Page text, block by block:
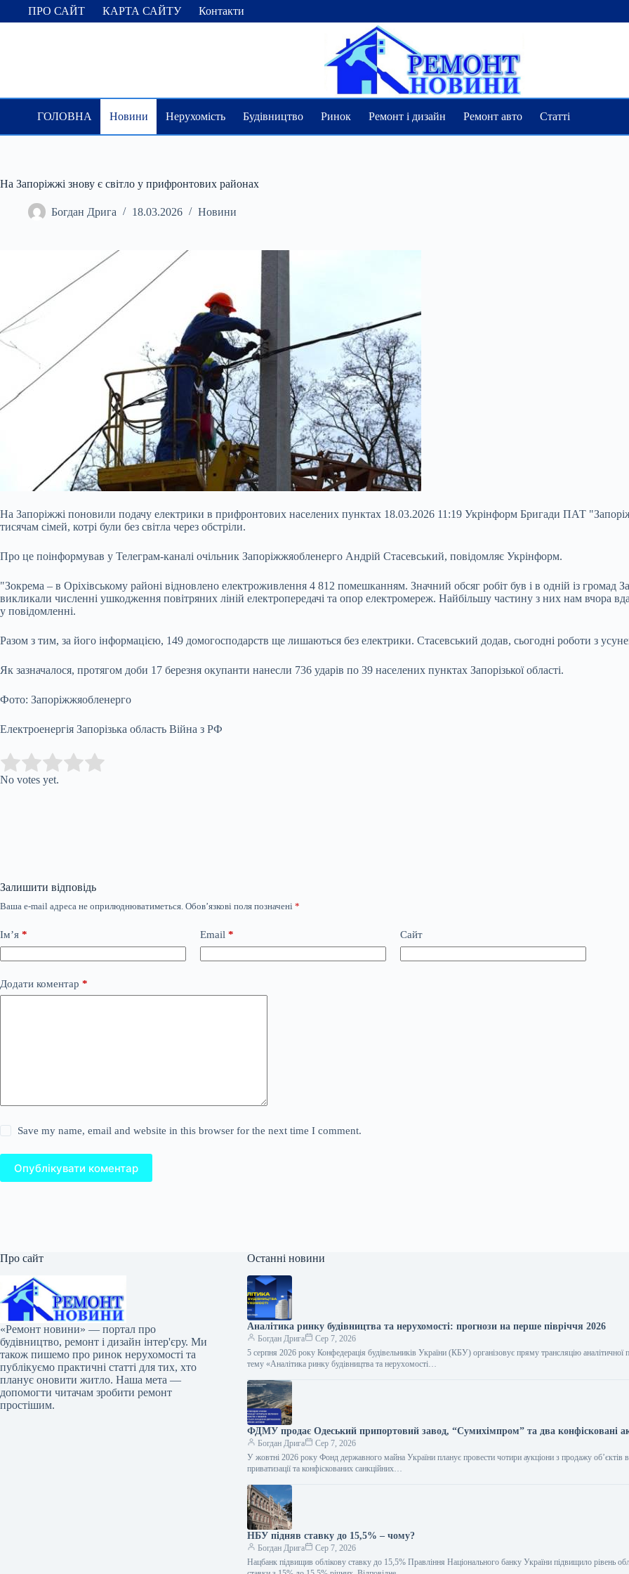
ПерейтиПРО САЙТ КАРТА САЙТУ Контакти
ГОЛОВНА Новини Нерухомість Будівництво Ринок Ремонт і дизайн Ремонт авто Статті
На Запоріжжі знову є світло у прифронтових районах
Богдан Дрига 18.03.2026 Новини
На Запоріжжі поновили подачу електрики в прифронтових населених пунктах 18.03.2026 11:19 Укрінформ Бригади ПАТ
тисячам сімей, котрі були без світла через обстріли.
Про це поінформував у Телеграм-каналі очільник Запоріжжяобленерго Андрій Стасевський, повідомляє Укрінформ.
"Зокрема – в Оріхівському районі відновлено електроживлення 4 812 помешканням. Значний обсяг робіт був і в одній із громад
викликали численні ушкодження повітряних ліній електропередачі та опор електромереж. Найбільшу частину з них нам вчора
у повідомленні.
Разом з тим, за його інформацією, 149 домогосподарств ще лишаються без електрики. Стасевський додав, сьогодні роботи з
Як зазначалося, протягом доби 17 березня окупанти нанесли 736 ударів по 39 населених пунктах Запорізької області.
Фото: Запоріжжяобленерго
Електроенергія Запорізька область Війна з РФ
Rate this item:
No votes yet.
Залишити відповідь
Ваша e-mail адреса не оприлюднюватиметься. Обов’язкові поля позначені *
Ім’я * Email * Сайт
Додати коментар *
Save my name, email and website in this browser for the next time I comment.
Опублікувати коментар
Про сайт
«Ремонт новини» — портал про
будівництво, ремонт і дизайн інтер'єру. Ми
також пишемо про ринок нерухомості та
публікуємо практичні статті для тих, хто
планує оновити житло. Наша мета —
допомогти читачам зробити ремонт
простішим.
Останні новини
Аналітика ринку будівництва та нерухомості: прогнози на перше півріччя 2026
Богдан Дрига
Сер 7, 2026
5 серпня 2026 року Конфедерація будівельників України (КБУ) організовує пряму трансляцію аналітичної
тему «Аналітика ринку будівництва та нерухомості…
ФДМУ продає Одеський припортовий завод, “Сумихімпром” та два конфісковані
Богдан Дрига
Сер 7, 2026
У жовтні 2026 року Фонд державного майна України планує провести чотири аукціони з продажу об’єктів
приватизації та конфіскованих санкційних…
НБУ підняв ставку до 15,5% – чому?
Богдан Дрига
Сер 7, 2026
Нацбанк підвищив облікову ставку до 15,5% Правління Національного банку України підвищило рівень